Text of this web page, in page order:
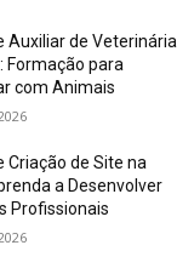
Auxiliar de Veterinária
Formação para
com Animais
Criação de Site na
a Desenvolver
Profissionais